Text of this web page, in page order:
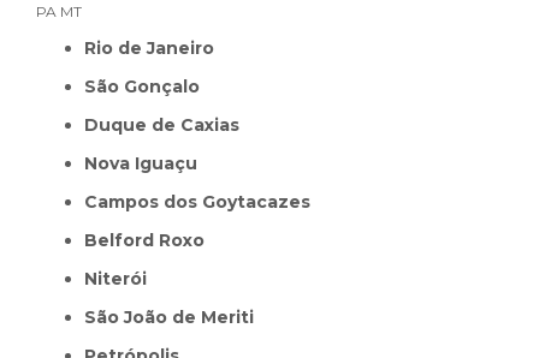
PA MT
Rio de Janeiro
São Gonçalo
Duque de Caxias
Nova Iguaçu
Campos dos Goytacazes
Belford Roxo
Niterói
São João de Meriti